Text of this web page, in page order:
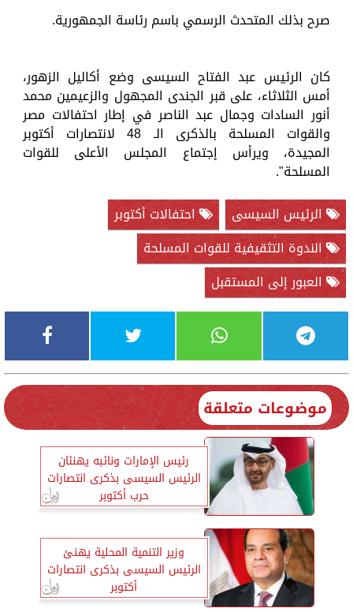
صرح بذلك المتحدث الرسمي باسم رئاسة الجمهورية.
كان الرئيس عبد الفتاح السيسى وضع أكاليل الزهور،
أمس الثلاثاء، على قبر الجندى المجهول والزعيمين محمد
أنور السادات وجمال عبد الناصر في إطار احتفالات مصر
والقوات المسلحة بالذكرى الـ 48 لانتصارات أكتوبر
المجيدة، ويرأس إجتماع المجلس الأعلى للقوات
المسلحة".
الرئيس السيسى
احتفالات أكتوبر
الندوة التثقيفية للقوات المسلحة
العبور إلى المستقبل
موضوعات متعلقة
رئيس الإمارات ونائبه يهنئان
الرئيس السيسى بذكرى انتصارات
حرب أكتوبر
وزير التنمية المحلية يهنئ
الرئيس السيسى بذكرى انتصارات
أكتوبر